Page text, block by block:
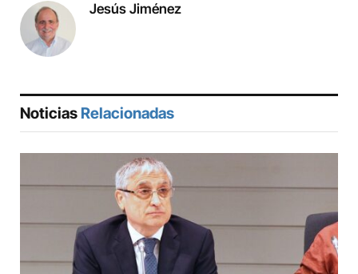
Jesús Jiménez
Noticias Relacionadas